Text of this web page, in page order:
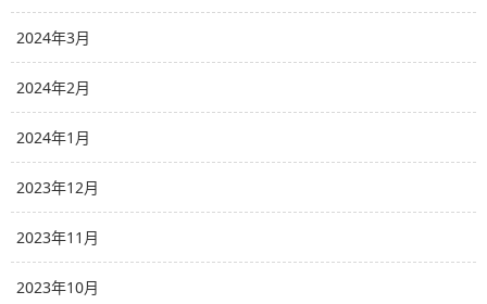
2024年3月
2024年2月
2024年1月
2023年12月
2023年11月
2023年10月